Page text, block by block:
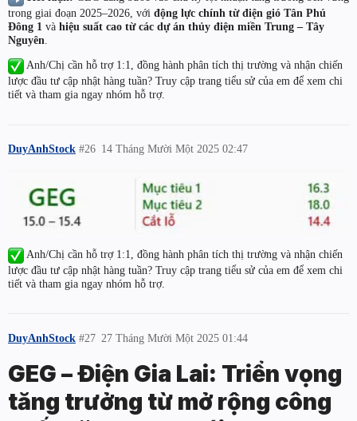
trong giai đoạn 2025–2026, với động lực chính từ điện gió Tân Phú
Đông 1 và hiệu suất cao từ các dự án thủy điện miền Trung – Tây
Nguyên
Anh/Chị cần hỗ trợ 1:1, đồng hành phân tích thị trường và nhận chiến
lược đầu tư cập nhật hàng tuần? Truy cập trang tiểu sử của em để xem chi
tiết và tham gia ngay nhóm hỗ trợ.
DuyAnhStock 14 Tháng Mười Một 2025 02:47
#26
Anh/Chị cần hỗ trợ 1:1, đồng hành phân tích thị trường và nhận chiến
lược đầu tư cập nhật hàng tuần? Truy cập trang tiểu sử của em để xem chi
tiết và tham gia ngay nhóm hỗ trợ.
DuyAnhStock 27 Tháng Mười Một 2025 01:44
#27
GEG – Điện Gia Lai: Triển vọng
tăng trưởng từ mở rộng công